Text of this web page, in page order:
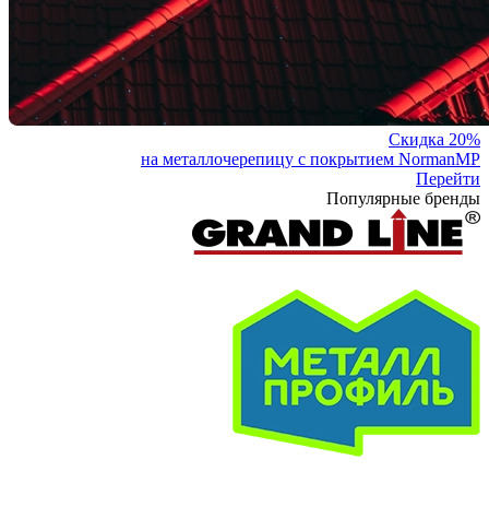
Скидка 20%
на металлочерепицу с покрытием NormanMP
Перейти
Популярные бренды